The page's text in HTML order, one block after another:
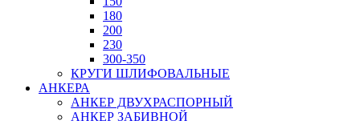
180
200
230
300-350
КРУГИ ШЛИФОВАЛЬНЫЕ
АНКЕРА
АНКЕР ДВУХРАСПОРНЫЙ
АНКЕР ЗАБИВНОЙ